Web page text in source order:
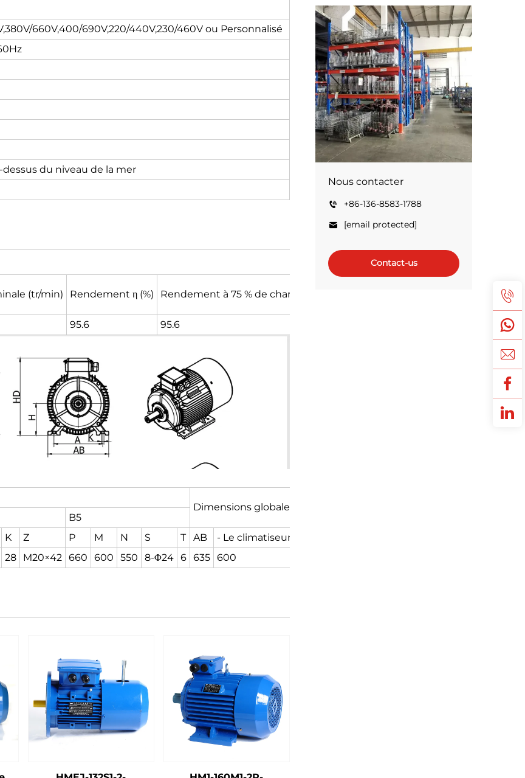
Nous contacter
+86-136-8583-1788
[email protected]
Contact-us
660V,400/690V,220/440V,230/460V ou Personnalisé
du niveau de la mer
(tr/min)
Rendement η (%) Rendement à 75 % de charge (%)
95.6 95.6 0.89
Dimensions globales
B5
K Z P M N S T AB - Le climatiseur
28 M20×42 660 600 550 8-Φ24 6 635 600